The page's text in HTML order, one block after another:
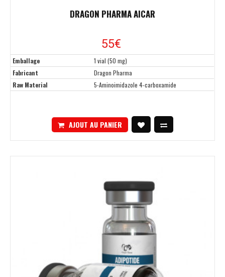
DRAGON PHARMA AICAR
55€
Emballage
1 vial (50 mg)
Fabricant
Dragon Pharma
Raw Material
5-Aminoimidazole 4-carboxamide
AJOUT AU PANIER